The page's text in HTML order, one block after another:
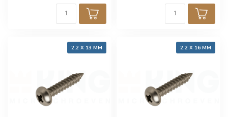
2,2 X 13 MM 2,2 X 16 MM